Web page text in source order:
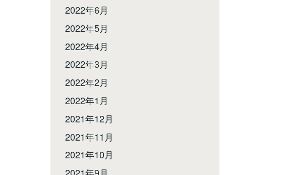
2022年6月
2022年5月
2022年4月
2022年3月
2022年2月
2022年1月
2021年12月
2021年11月
2021年10月